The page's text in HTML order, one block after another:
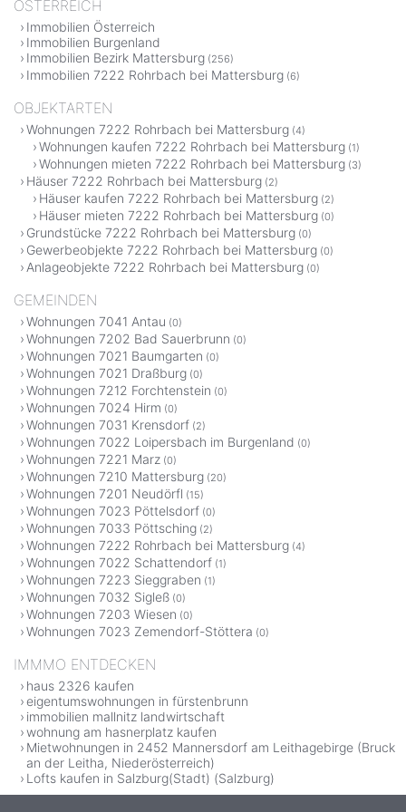
ÖSTERREICH
Immobilien Österreich
Immobilien Burgenland
Immobilien Bezirk Mattersburg (256)
Immobilien 7222 Rohrbach bei Mattersburg (6)
OBJEKTARTEN
Wohnungen 7222 Rohrbach bei Mattersburg (4)
Wohnungen kaufen 7222 Rohrbach bei Mattersburg (1)
Wohnungen mieten 7222 Rohrbach bei Mattersburg (3)
Häuser 7222 Rohrbach bei Mattersburg (2)
Häuser kaufen 7222 Rohrbach bei Mattersburg (2)
Häuser mieten 7222 Rohrbach bei Mattersburg (0)
Grundstücke 7222 Rohrbach bei Mattersburg (0)
Gewerbeobjekte 7222 Rohrbach bei Mattersburg (0)
Anlageobjekte 7222 Rohrbach bei Mattersburg (0)
GEMEINDEN
Wohnungen 7041 Antau (0)
Wohnungen 7202 Bad Sauerbrunn (0)
Wohnungen 7021 Baumgarten (0)
Wohnungen 7021 Draßburg (0)
Wohnungen 7212 Forchtenstein (0)
Wohnungen 7024 Hirm (0)
Wohnungen 7031 Krensdorf (2)
Wohnungen 7022 Loipersbach im Burgenland (0)
Wohnungen 7221 Marz (0)
Wohnungen 7210 Mattersburg (20)
Wohnungen 7201 Neudörfl (15)
Wohnungen 7023 Pöttelsdorf (0)
Wohnungen 7033 Pöttsching (2)
Wohnungen 7222 Rohrbach bei Mattersburg (4)
Wohnungen 7022 Schattendorf (1)
Wohnungen 7223 Sieggraben (1)
Wohnungen 7032 Sigleß (0)
Wohnungen 7203 Wiesen (0)
Wohnungen 7023 Zemendorf-Stöttera (0)
IMMMO ENTDECKEN
haus 2326 kaufen
eigentumswohnungen in fürstenbrunn
immobilien mallnitz landwirtschaft
wohnung am hasnerplatz kaufen
Mietwohnungen in 2452 Mannersdorf am Leithagebirge (Bruck
an der Leitha, Niederösterreich)
Lofts kaufen in Salzburg(Stadt) (Salzburg)